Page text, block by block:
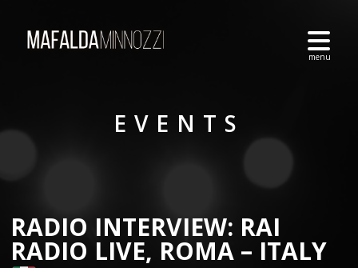
EVENTS
RADIO INTERVIEW: RAI
RADIO LIVE, ROMA – ITALY